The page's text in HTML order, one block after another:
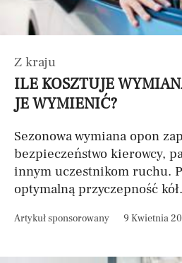
Z kraju
ILE KOSZTUJE
JE WYMIENIĆ?
Sezonowa wymiana opon
bezpieczeństwo kierowcy,
innym uczestnikom ruchu.
optymalną przyczepność
Artykuł sponsorowany 9 Kwietnia